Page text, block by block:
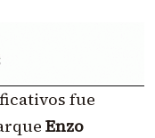
fue
Enzo